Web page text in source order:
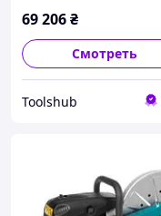
69 206₴
Смотреть
Toolshub